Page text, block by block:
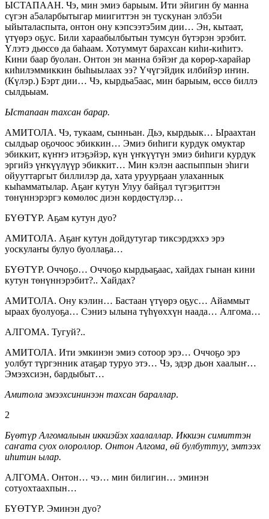
ЫСТАПААН. Чэ, мин эмиэ барыым. Ити эйигин бу манна
сүгэн а5аларбытыгар миигиттэн эн тускунан элбэ5и
ыйыталаспыта, онтон ону кэпсээтэ5им дии… Эн, кытаат,
үтүөрэ оҕус. Били хараабылбытын тумсун бүтэрэн эрэбит.
Үлэтэ дьөссө да баһаам. Хотуммут барахсан киһи-киһитэ.
Кини баар буолан. Онтон эн манна бэйэҥ да көрөр-харайар
киһилэммиккин быһыылаах ээ? Үчүгэйдик илбийэр иҥин.
(Күлэр.) Бэрт дии… Чэ, кырдьа5аас, мин барыым, өссө биллэ
сылдьыам.
Ыстапаан тахсан барар.
АМИТОЛА. Чэ, тукаам, сынньан. Дьэ, кырдьык… Ыраахтан
сылдьар оҕочоос эбиккин… Эмиэ биһиги курдук омуктар
эбиккит, күҥҥэ итэҕэйэр, күн үҥкүүтүн эмиэ биһиги курдук
эргийэ үҥкүүлүүр эбиккит… Мин кэлэн ааспыппын эһиги
ойууттаргыт биллилэр да, хата уруурҕаан улаханнык
кыһамматылар. Аҕаҥ кутун Улуу байҕал түгэҕиттэн
төнүннэрэргэ көмөлөс диэн көрдөстүлэр…
БҮӨТҮР. Аҕам кутун дуо?
АМИТОЛА. Аҕаҥ кутун дойдутугар тиксэрдэххэ эрэ
уоскулаҥы булуо буоллаҕа…
БҮӨТҮР. Оччоҕо… Оччоҕо кырдьаҕаас, хайдах гынан кини
кутун төнүннэрэбит?.. Хайдах?
АМИТОЛА. Ону кэлин… Бастаан үтүөрэ оҕус… Айаммыт
ыраах буолуоҕа… Сэниэ ылына түһүөххүн наада… Алгома…
АЛГОМА. Тугуй?..
АМИТОЛА. Ити эмкинэн эмиэ сотоор эрэ… Оччоҕо эрэ
уолбут түргэнник атаҕар туруо этэ… Чэ, эдэр дьон хаалыҥ…
Эмээхсиэн, бардыбыт…
Амитола эмээхсининээн тахсан бараллар.
2
Бүөтүр Алгомалыын иккиэйэх хаалаллар. Иккиэн симиттэн
саҥата суох олороллор. Онтон Алгома, өй булбуттуу, эмтээх
иһитин ылар.
АЛГОМА. Онтон… чэ… мин билигин… эминэн
сотуохтаахпын…
БҮӨТҮР. Эминэн дуо?